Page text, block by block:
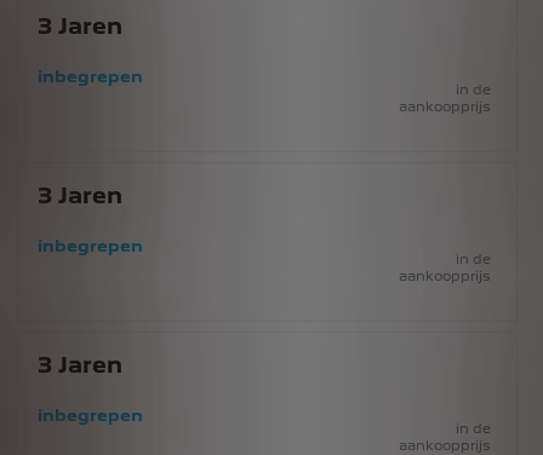
3 Jaren
inbegrepen
in de
aankoopprijs
3 Jaren
inbegrepen
in de
aankoopprijs
3 Jaren
inbegrepen
in de
aankoopprijs